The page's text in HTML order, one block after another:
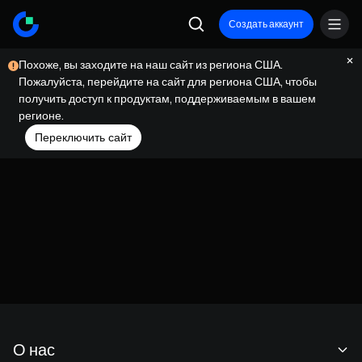
Создать аккаунт
Похоже, вы заходите на наш сайт из региона США.
Пожалуйста, перейдите на сайт для региона США, чтобы
получить доступ к продуктам, поддерживаемым в вашем
регионе.
Переключить сайт
О нас